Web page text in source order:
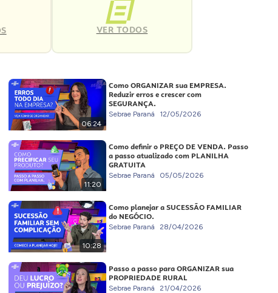
VER TODOS
06:24
Como ORGANIZAR sua EMPRESA.
Reduzir erros e crescer com
SEGURANÇA.
Sebrae Paraná 12/05/2026
11:20
Como definir o PREÇO DE VENDA. Passo
a passo atualizado com PLANILHA
GRATUITA
Sebrae Paraná 05/05/2026
10:28
Como planejar a SUCESSÃO FAMILIAR
do NEGÓCIO.
Sebrae Paraná 28/04/2026
Passo a passo para ORGANIZAR sua
PROPRIEDADE RURAL
Sebrae Paraná 21/04/2026